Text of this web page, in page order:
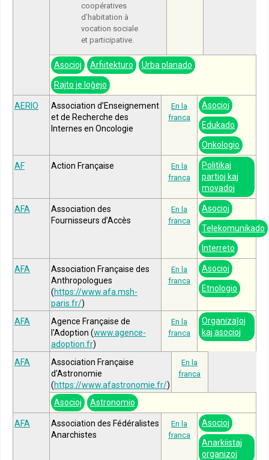
coopératives
d’habitation à
vocation sociale
et participative.
Asocioj Arĥitekturo Urba planado
Rajto je loĝejo
AERIO
Association d’Enseignement
et de Recherche des
Internes en Oncologie
En la
franca
Asocioj
Edukado
Onkologio
AF Action Française
En la
franca
Politikaj
partioj kaj
movadoj
AFA
Association des
Fournisseurs d’Accès
En la
franca
Asocioj
Telekomunikado
Interreto
AFA
Association Française des
Anthropologues
(https://www.afa.msh-
paris.fr/)
En la
franca
Asocioj
Etnologio
AFA
Agence Française de
l'Adoption (www.agence-
adoption.fr)
En la
franca
Organizaĵoj
kaj asocioj
AFA
Association Française
d’Astronomie
(https://www.afastronomie.fr/)
En la
franca
Asocioj Astronomio
AFA
Association des Fédéralistes
Anarchistes
En la
franca
Asocioj
Anarkiistaj
organizoj